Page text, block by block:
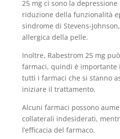
25 mg ci sono la
riduzione della funzionalità
sindrome di Stevens-
allergica della pelle.
Inoltre, Rabestrom 25 mg
farmaci, quindi è importante
tutti i farmaci che si stanno
iniziare il trattamento.
Alcuni farmaci possono
collaterali indesiderati,
l’efficacia del farmaco.